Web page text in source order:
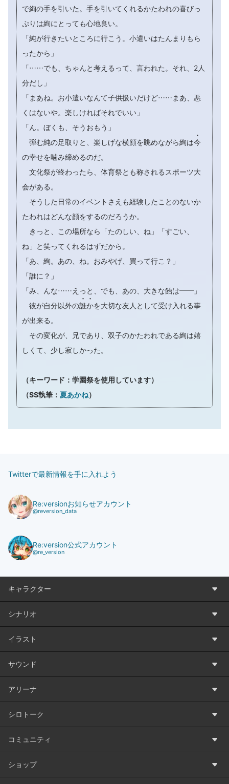
で絢の手を引いた。手を引いてくれるかたわれの喜びっ
ぷりは絢にとっても心地良い。
「純が行きたいところに行こう。小遣いはたんまりもら
ったから」
「……でも、ちゃんと考えるって、言われた。それ、2人
分だし」
「まあね。お小遣いなんて子供扱いだけど……まあ、悪
くはないや。楽しければそれでいい」
「ん。ぼくも、そうおもう」
弾む純の足取りと、楽しげな横顔を眺めながら絢は今

の幸せを噛み締めるのだ。
文化祭が終わったら、体育祭とも称されるスポーツ大
会がある。
そうした日常のイベントさえも経験したことのないか
たわれはどんな顔をするのだろうか。
きっと、この場所なら「たのしい、ね」「すごい、
ね」と笑ってくれるはずだから。
「あ、絢。あの、ね。おみやげ、買って行こ？」
「誰に？」
「み、んな……えっと、でも、あの、大きな飴は――」
彼が自分以外の誰

か

を大切な友人として受け入れる事
が出来る。
その変化が、兄であり、双子のかたわれである絢は嬉
しくて、少し寂しかった。
（キーワード：学園祭を使用しています）
（SS執筆： 夏あかね）
Twitterで最新情報を手に入れよう
Re:versionお知らせアカウント
@reversion_data
Re:version公式アカウント
@re_version
キャラクター
シナリオ
イラスト
サウンド
アリーナ
シロトーク
コミュニティ
ショップ